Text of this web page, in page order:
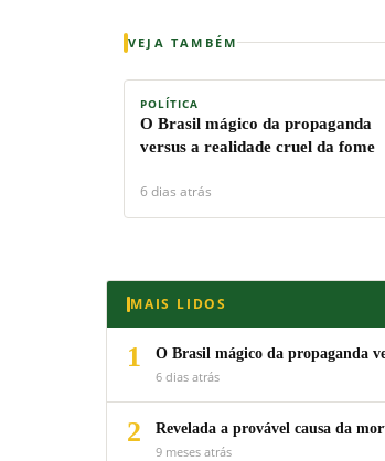
VEJA TAMBÉM
POLÍTICA
O Brasil mágico da propaganda
versus a realidade cruel da fome
6 dias atrás
MAIS LIDOS
1
O Brasil mágico da propaganda
6 dias atrás
2
Revelada a provável causa da
9 meses atrás